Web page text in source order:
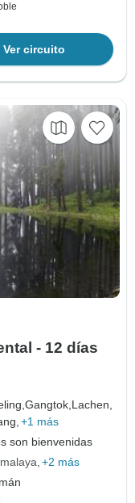
Ver circuito
- 12 días
Gangtok, Lachen,
+1 más
son bienvenidas
+2 más